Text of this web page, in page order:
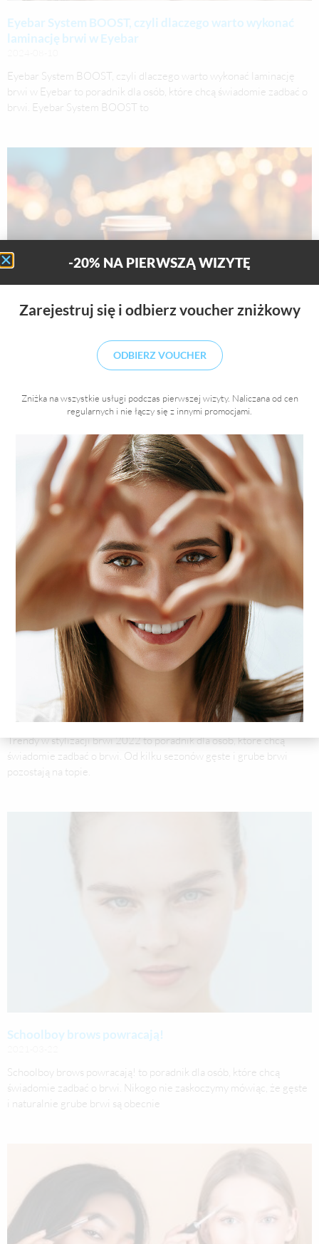
Eyebar System BOOST, czyli dlaczego warto wykonać
laminację brwi w Eyebar
Eyebar System BOOST, czyli dlaczego warto wykonać laminację
brwi w Eyebar to poradnik dla osób, które chcą świadomie zadbać o
brwi. Eyebar System BOOST to
Cosy girl, czyli jesienna wersja strawberry girl
Cosy girl, czyli jesienna wersja strawberry girl to poradnik dla osób,
które chcą świadomie zadbać o urodę. Cosy girl to jesienny trend
beauty i fashion,
Trendy w stylizacji brwi 2022
2021-11-17
Trendy w stylizacji brwi 2022 to poradnik dla osób, które chcą
świadomie zadbać o brwi. Od kilku sezonów gęste i grube brwi
pozostają na topie.
Schoolboy brows powracają!
Schoolboy brows powracają! to poradnik dla osób, które chcą
świadomie zadbać o brwi. Nikogo nie zaskoczymy mówiąc, że gęste
i naturalnie grube brwi są obecnie
-20% NA PIERWSZĄ WIZYTĘ
Zarejestruj się i odbierz voucher zniżkowy
ODBIERZ VOUCHER
Zniżka na wszystkie usługi podczas pierwszej wizyty. Naliczana od cen
regularnych i nie łączy się z innymi promocjami.